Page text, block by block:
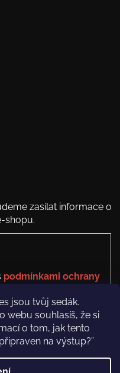
jsou tvůj sedák.
webu souhlasíš, že si
o tom, jak tento
na výstup?”
zasílat informace o
shopu.
podmínkami ochrany